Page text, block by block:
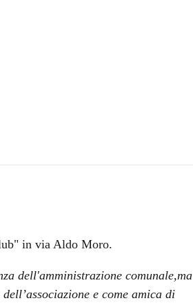
in via Aldo Moro.
dell'amministrazione comunale,ma
e come amica di